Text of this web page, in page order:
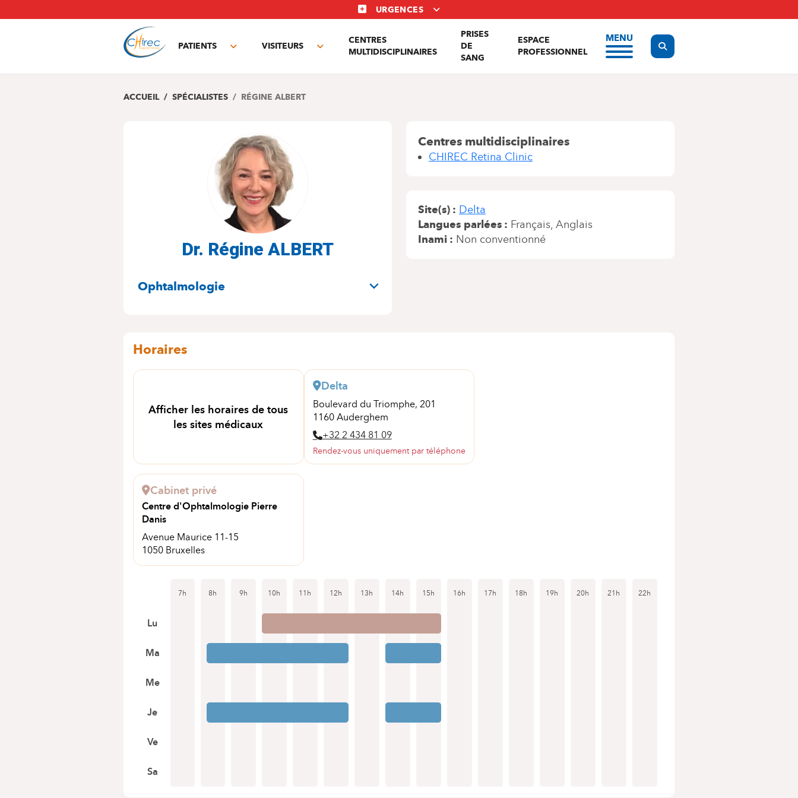
au
URGENCES
PATIENTS
Toggle
VISITEURS
Toggle
CENTRES
MULTIDISCIPLINAIRES
PRISES
DE
SANG
ESPACE
PROFESSIONNEL
MENU
Display the search form
ACCUEIL SPÉCIALISTES RÉGINE ALBERT
Dr. Régine ALBERT
SPÉCIALITÉS
Ophtalmologie
Centres multidisciplinaires
CHIREC Retina Clinic
Site(s)
Delta
Langues parlées
Français Anglais
Inami
Non conventionné
Horaires
Afficher les horaires de tous
les sites médicaux
Delta
Boulevard du Triomphe, 201
1160 Auderghem
+32 2 434 81 09
Rendez-vous uniquement par téléphone
Cabinet privé
Centre d'Ophtalmologie Pierre
Danis
Avenue Maurice 11-15
1050 Bruxelles
7h 8h 9h 10h 11h 12h 13h 14h 15h 16h 17h 18h 19h 20h 21h 22h
Lu
Ma
Me
Je
Ve
Sa